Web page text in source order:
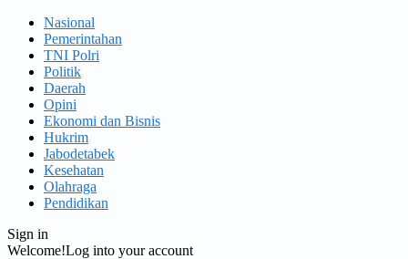
Nasional
Pemerintahan
TNI Polri
Politik
Daerah
Opini
Ekonomi dan Bisnis
Hukrim
Jabodetabek
Kesehatan
Olahraga
Pendidikan
Sign in
Welcome!Log into your account